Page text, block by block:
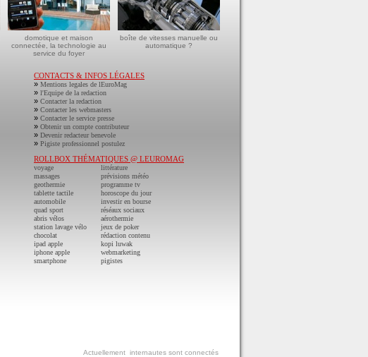
domotique et maison
connectée, la technologie au
service du foyer
boîte de vitesses manuelle ou
automatique ?
CONTACTS & INFOS LÉGALES
» Mentions legales de lEuroMag
» l'Equipe de la redaction
» Contacter la redaction
» Contacter les webmasters
» Contacter le service presse
» Obtenir un compte contributeur
» Devenir redacteur benevole
» Pigiste professionnel postulez
ROLLBOX THÉMATIQUES @ LEUROMAG
voyage
massages
geothermie
tablette tactile
automobile
quad sport
abris vélos
station lavage vélo
chocolat
ipad apple
iphone apple
smartphone
littérature
prévisions météo
programme tv
horoscope du jour
investir en bourse
réséaux sociaux
aérothermie
jeux de poker
rédaction contenu
kopi luwak
webmarketing
pigistes
Actuellement internautes sont connectés